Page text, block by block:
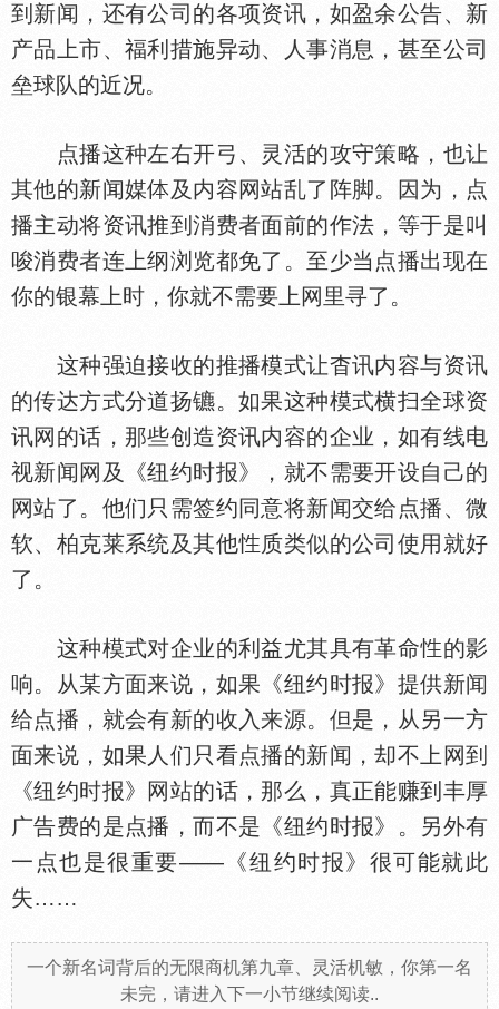
到新闻，还有公司的各项资讯，如盈余公告、新
产品上市、福利措施异动、人事消息，甚至公司
垒球队的近况。
点播这种左右开弓、灵活的攻守策略，也让
其他的新闻媒
及内容网站乱了阵脚。因为，点
播主动将资讯推到消费者面前的作法，等于是叫
唆消费者连上纲浏览都免了。至少当点播出现在
你的银幕上时，你就不需要上网里寻了。
这种强迫接收的推播模式让杳讯内容与资讯
的传达方式分道扬镳。如果这种模式横扫全球资
讯网的话，那些创造资讯内容的企业，如有线电
视新闻网及《纽约时报》，就不需要开设自己的
网站了。他们只需签约同意将新闻交给点播、微
软、柏克莱系统及其他
质类似的公司使用就好
了。
这种模式对企业的利益尤其具有革命
的影
响。从某方面来说，如果《纽约时报》提供新闻
给点播，就会有新的收入来源。但是，从另一方
面来说，如果人们只看点播的新闻，却不上网到
《纽约时报》网站的话，那么，真正能赚到丰厚
广告费的是点播，而不是《纽约时报》。另外有
一点也是很重要——《纽约时报》很可能就此
失……
一个新名词背后的无限商机第九章、灵活机敏，你第一名
未完，请进入下一小节继续阅读..